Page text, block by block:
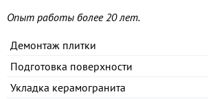
Опыт работы более 20 лет.
Демонтаж плитки
Подготовка поверхности
Укладка керамогранита